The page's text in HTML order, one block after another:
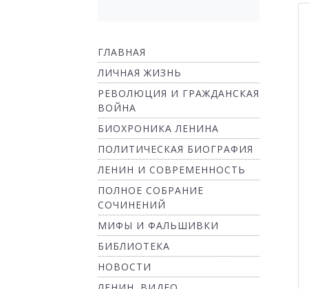
ГЛАВНАЯ
ЛИЧНАЯ ЖИЗНЬ
РЕВОЛЮЦИЯ И ГРАЖДАНСКАЯ
ВОЙНА
БИОХРОНИКА ЛЕНИНА
ПОЛИТИЧЕСКАЯ БИОГРАФИЯ
ЛЕНИН И СОВРЕМЕННОСТЬ
ПОЛНОЕ СОБРАНИЕ
СОЧИНЕНИЙ
МИФЫ И ФАЛЬШИВКИ
БИБЛИОТЕКА
НОВОСТИ